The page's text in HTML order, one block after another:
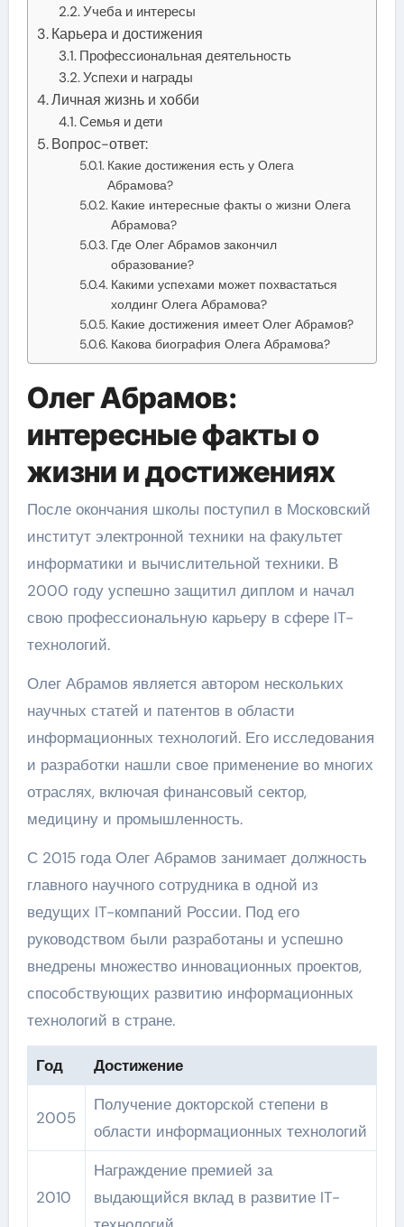
Учеба и интересы
Карьера и достижения
Профессиональная деятельность
Успехи и награды
Личная жизнь и хобби
Семья и дети
Вопрос-ответ:
Какие достижения есть у Олега
Абрамова?
Какие интересные факты о жизни Олега
Абрамова?
Где Олег Абрамов закончил
образование?
Какими успехами может похвастаться
холдинг Олега Абрамова?
Какие достижения имеет Олег Абрамов?
Какова биография Олега Абрамова?
Олег Абрамов:
интересные факты о
жизни и достижениях
После окончания школы поступил в Московский
институт электронной техники на факультет
информатики и вычислительной техники. В
2000 году успешно защитил диплом и начал
свою профессиональную карьеру в сфере IT-
технологий.
Олег Абрамов является автором нескольких
научных статей и патентов в области
информационных технологий. Его исследования
и разработки нашли свое применение во многих
отраслях, включая финансовый сектор,
медицину и промышленность.
С 2015 года Олег Абрамов занимает должность
главного научного сотрудника в одной из
ведущих IT-компаний России. Под его
руководством были разработаны и успешно
внедрены множество инновационных проектов,
способствующих развитию информационных
технологий в стране.
Год Достижение
2005
Получение докторской степени в
области информационных технологий
2010
Награждение премией за
выдающийся вклад в развитие IT-